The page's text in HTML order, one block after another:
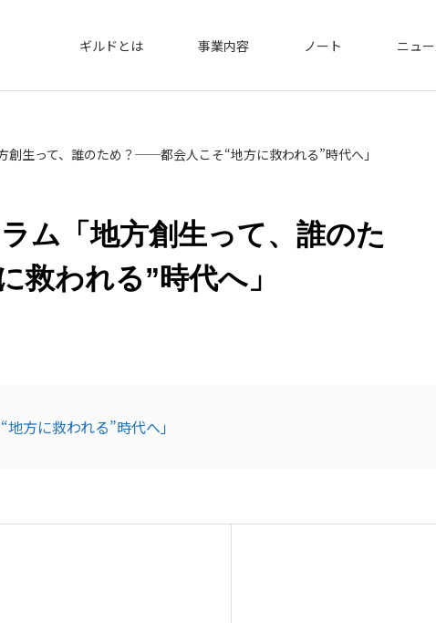
ギルドとは 事業内容 ノート ニュ
創生って、誰のため？──都会人こそ“地方に救われる”時代へ」
ム「地方創生って、誰のた
救われる”時代へ」
方に救われる”時代へ」